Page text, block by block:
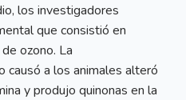
los investigadores
que consistió en
ozono. La
causó a los animales alteró
y produjo quinonas en la